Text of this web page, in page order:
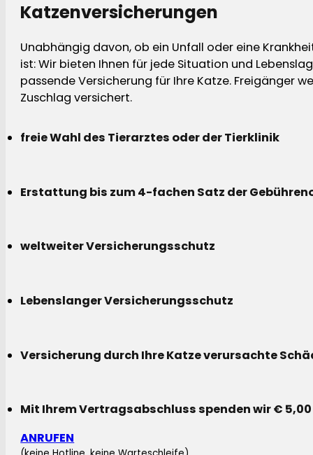
Katzenversicherungen
Unabhängig davon, ob ein Unfall oder eine
ist: Wir bieten Ihnen für jede Situation und
passende Versicherung für Ihre Katze. Freigänger
Zuschlag versichert.
freie Wahl des Tierarztes oder der Tierklinik
Erstattung bis zum 4-fachen Satz der
weltweiter Versicherungsschutz
Lebenslanger Versicherungsschutz
Versicherung durch Ihre Katze verursachte
Mit Ihrem Vertragsabschluss spenden wir €
ANRUFEN